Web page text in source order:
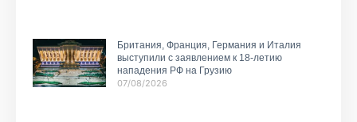
Британия, Франция, Германия и Италия
выступили с заявлением к 18-летию
нападения РФ на Грузию
07/08/2026